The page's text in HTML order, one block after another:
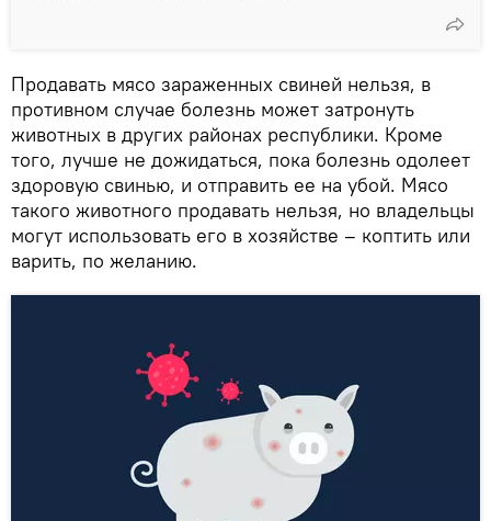
Продавать мясо зараженных свиней нельзя, в
противном случае болезнь может затронуть
животных в других районах республики. Кроме
того, лучше не дожидаться, пока болезнь одолеет
здоровую свинью, и отправить ее на убой. Мясо
такого животного продавать нельзя, но владельцы
могут использовать его в хозяйстве – коптить или
варить, по желанию.